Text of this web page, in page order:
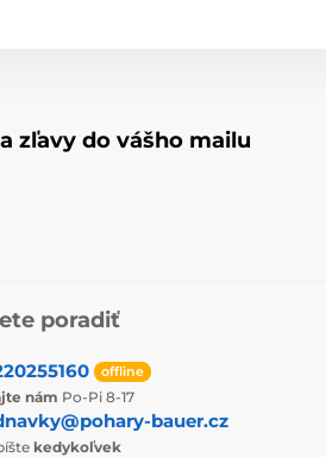
zľavy do vášho mailu
poradiť
offline
nám Po-Pi 8-17
bauer.cz
kedykoľvek